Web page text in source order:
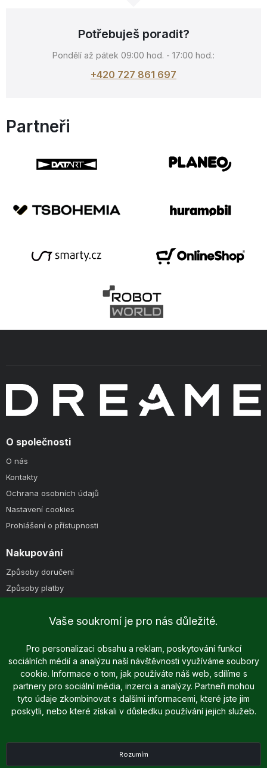
Potřebuješ poradit?
Pondělí až pátek 09:00 hod. - 17:00 hod.:
+420 727 861 697
Partneři
O společnosti
O nás
Kontakty
Ochrana osobních údajů
Nastavení cookies
Prohlášení o přístupnosti
Nakupování
Způsoby doručení
Způsoby platby
Copyright © 2025 - 2026 Dreame.cz | Všechna práva vyhrazena
účtenku. Zároveň je povinen zaevidovat přijatou tržbu u správce daně
Vaše soukromí je pro nás důležité.
Pro personalizaci obsahu a reklam, poskytování funkcí
sociálních médií a analýzu naší návštěvnosti využíváme soubory
cookie. Informace o tom, jak používáte náš web, sdílíme s
partnery pro sociální média, inzerci a analýzy. Partneři mohou
tyto údaje zkombinovat s dalšími informacemi, které jste jim
poskytli, nebo které získali v důsledku používání jejich služeb.
Rozumím